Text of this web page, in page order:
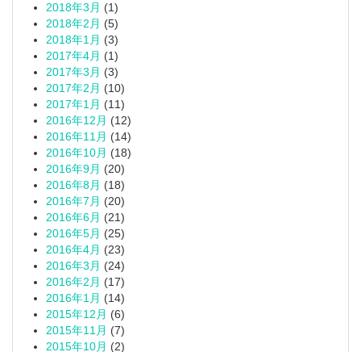
2018年3月 (1)
2018年2月 (5)
2018年1月 (3)
2017年4月 (1)
2017年3月 (3)
2017年2月 (10)
2017年1月 (11)
2016年12月 (12)
2016年11月 (14)
2016年10月 (18)
2016年9月 (20)
2016年8月 (18)
2016年7月 (20)
2016年6月 (21)
2016年5月 (25)
2016年4月 (23)
2016年3月 (24)
2016年2月 (17)
2016年1月 (14)
2015年12月 (6)
2015年11月 (7)
2015年10月 (2)